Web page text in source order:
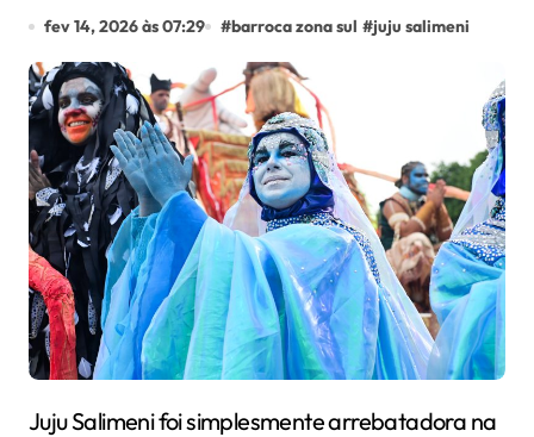
fev 14, 2026 às 07:29 #barroca zona sul #juju salimeni
Juju Salimeni foi simplesmente arrebatadora na